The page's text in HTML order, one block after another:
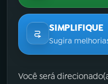
SIMPLIFIQUE
Sugira
Você será